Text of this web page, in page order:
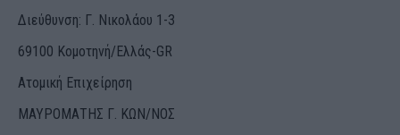
Διεύθυνση: Γ. Νικολάου 1-3
69100 Κομοτηνή/Ελλάς-GR
Ατομική Επιχείρηση
ΜΑΥΡΟΜΑΤΗΣ Γ. ΚΩΝ/ΝΟΣ